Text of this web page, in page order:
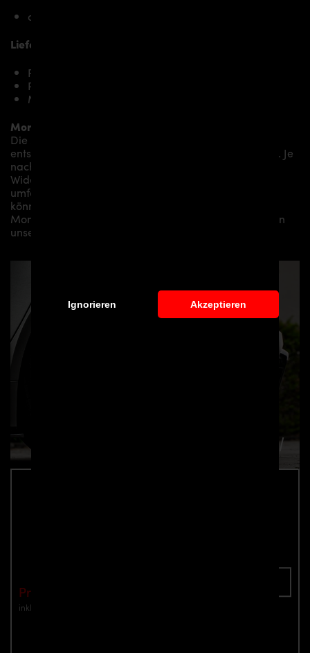
Ignorieren Akzeptieren
ausschließlich für RS6 C8
Lieferumfang, Ausführung:
PD6RS Cupwings Heck RECHTS für Audi RS6 C8
PD6RS Cupwings Heck LINKS für Audi RS6 C8
Montagematerial (auf spezielle Anfrage)
Montage:
Die Montage empfehlen wir grundsätzlich durch
entsprechendes Fachpersonal durchführen zu lassen. Je
nach Aerodynamikpaket/
Widebodykit können kleine bis hin zu sehr
umfangreichen Montagearbeiten anfallen. Gerne
können wir Ihnen je nach Region eine professionelle
Montage in unserem Haus anbieten oder Sie an einen
unserer Vertriebs- und Montagepartner vermitteln.
Preis: €499.00
inkl. Mwst.